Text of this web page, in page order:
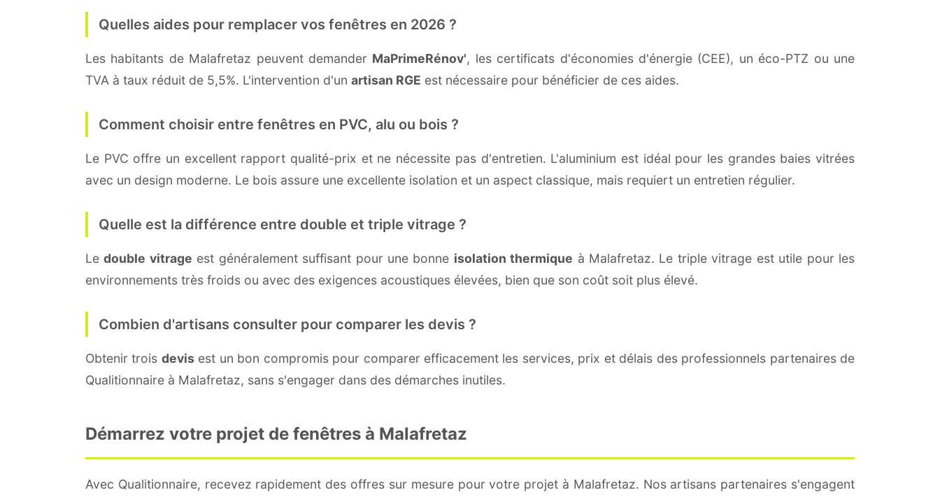
Quelles aides pour remplacer vos fenêtres en 2026 ?
Les habitants de Malafretaz peuvent demander MaPrimeRénov', les certificats d'économies d'énergie (CEE), un éco-PTZ ou une
TVA à taux réduit de 5,5%. L'intervention d'un artisan RGE est nécessaire pour bénéficier de ces aides.
Comment choisir entre fenêtres en PVC, alu ou bois ?
Le PVC offre un excellent rapport qualité-prix et ne nécessite pas d'entretien. L'aluminium est idéal pour les grandes baies vitrées
avec un design moderne. Le bois assure une excellente isolation et un aspect classique, mais requiert un entretien régulier.
Quelle est la différence entre double et triple vitrage ?
Ledouble vitrage est généralement suffisant pour une bonne isolation thermique à Malafretaz. Le triple vitrage est utile pour les
environnements très froids ou avec des exigences acoustiques élevées, bien que son coût soit plus élevé.
Combien d'artisans consulter pour comparer les devis ?
Obtenir trois devisest un bon compromis pour comparer efficacement les services, prix et délais des professionnels partenaires de
Qualitionnaire à Malafretaz, sans s'engager dans des démarches inutiles.
Démarrez votre projet de fenêtres à Malafretaz
Avec Qualitionnaire, recevez rapidement des offres sur mesure pour votre projet à Malafretaz. Nos artisans partenaires s'engagent